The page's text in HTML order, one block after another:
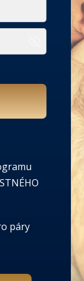
páry